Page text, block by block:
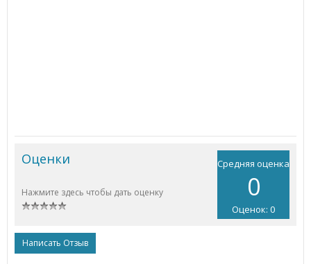
Средняя оценка
0
Оценок: 0
Оценки
Нажмите здесь чтобы дать оценку
Написать Отзыв